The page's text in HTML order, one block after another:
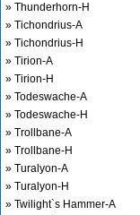
» Thunderhorn-H
» Tichondrius-A
» Tichondrius-H
» Tirion-A
» Tirion-H
» Todeswache-A
» Todeswache-H
» Trollbane-A
» Trollbane-H
» Turalyon-A
» Turalyon-H
» Twilight`s Hammer-A